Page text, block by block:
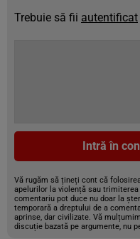
Trebuie să fii autentificat
Intră în
Vă rugăm să țineți cont că
apelurilor la violență sau trimiterea
comentariu pot duce nu doar la
temporară a dreptului de a
aprinse, dar civilizate. Vă
discuție bazată pe argumente, nu